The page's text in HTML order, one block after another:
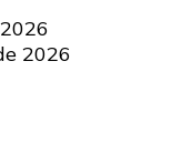
2026